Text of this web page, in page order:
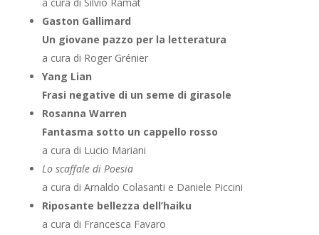
Gaston Gallimard
Un giovane pazzo per la letteratura
a cura di Roger Grénier
Yang Lian
Frasi negative di un seme di girasole
Rosanna Warren
Fantasma sotto un cappello rosso
a cura di Lucio Mariani
Lo scaffale di Poesia
a cura di Arnaldo Colasanti e Daniele Piccini
Riposante bellezza dell’haiku
a cura di Francesca Favaro